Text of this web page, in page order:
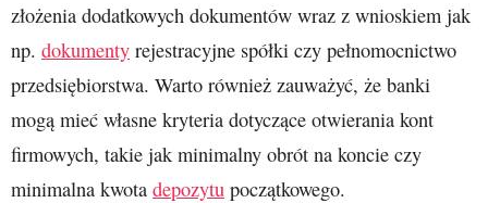
złożenia dodatkowych dokumentów wraz z wnioskiem jak
np. dokumenty rejestracyjne spółki czy pełnomocnictwo
przedsiębiorstwa. Warto również zauważyć, że banki
mogą mieć własne kryteria dotyczące otwierania kont
firmowych, takie jak minimalny obrót na koncie czy
minimalna kwota depozytu początkowego.